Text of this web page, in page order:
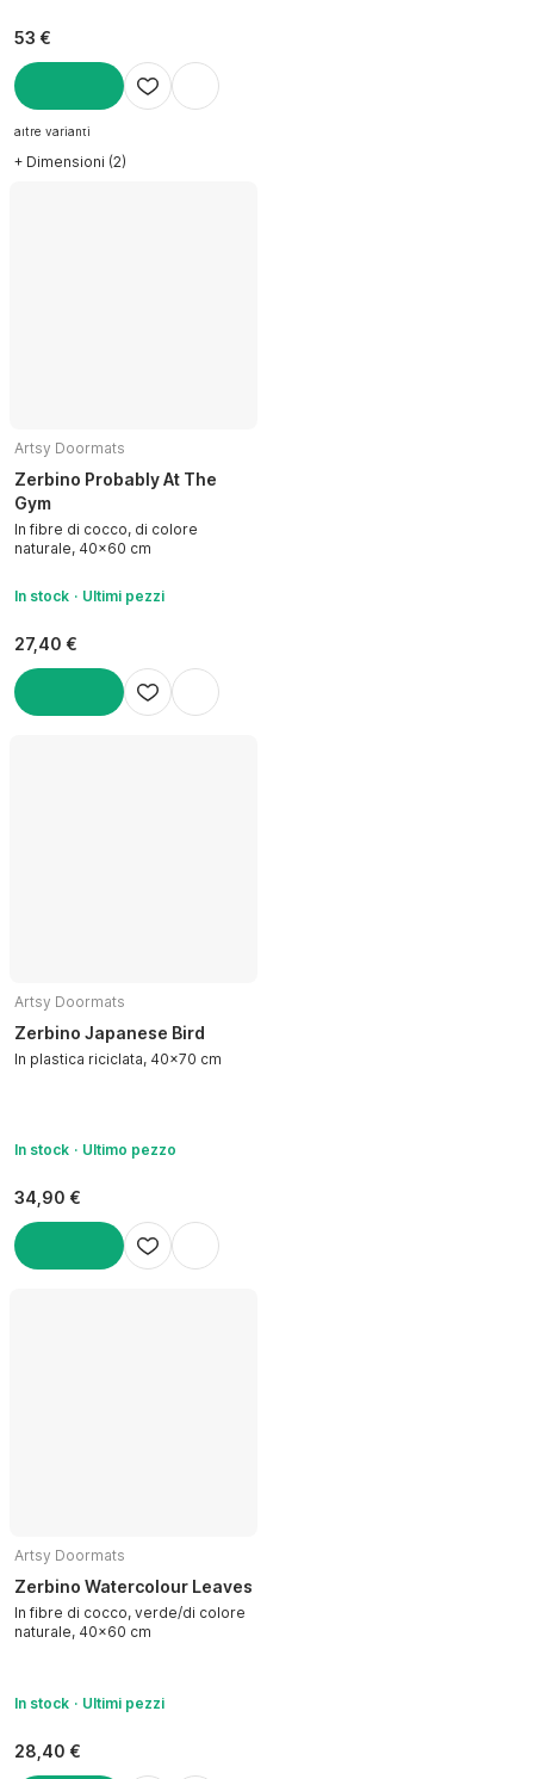
53 €
AGGIUNGI
altre varianti
+ Dimensioni (2)
Artsy Doormats
Zerbino Probably At The
Gym
In fibre di cocco, di colore
naturale, 40x60 cm
In stock Ultimi pezzi
27,40 €
Artsy Doormats
Zerbino Japanese Bird
In plastica riciclata, 40x70 cm
In stock Ultimo pezzo
34,90 €
Artsy Doormats
Zerbino Watercolour Leaves
In fibre di cocco, verde/di colore
naturale, 40x60 cm
In stock Ultimi pezzi
28,40 €